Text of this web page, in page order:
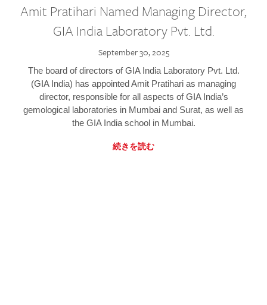
Amit Pratihari Named Managing Director,
GIA India Laboratory Pvt. Ltd.
September 30, 2025
The board of directors of GIA India Laboratory Pvt. Ltd.
(GIA India) has appointed Amit Pratihari as managing
director, responsible for all aspects of GIA India’s
gemological laboratories in Mumbai and Surat, as well as
the GIA India school in Mumbai.
続きを読む